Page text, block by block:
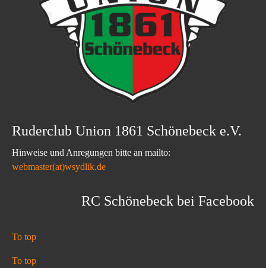
Ruderclub Union 1861 Schönebeck e.V.
Hinweise und Anregungen bitte an mailto:
webmaster(at)wsydlik.de
RC Schönebeck bei Facebook
To top
To top